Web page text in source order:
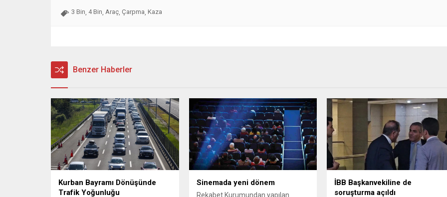
3 Bin 4 Bin Araç Çarpma Kaza
Benzer Haberler
Kurban Bayramı Dönüşünde
Trafik Yoğunluğu
Sinemada yeni dönem
Rekabet Kurumundan yapılan
İBB Başkanvekiline de
soruşturma açıldı